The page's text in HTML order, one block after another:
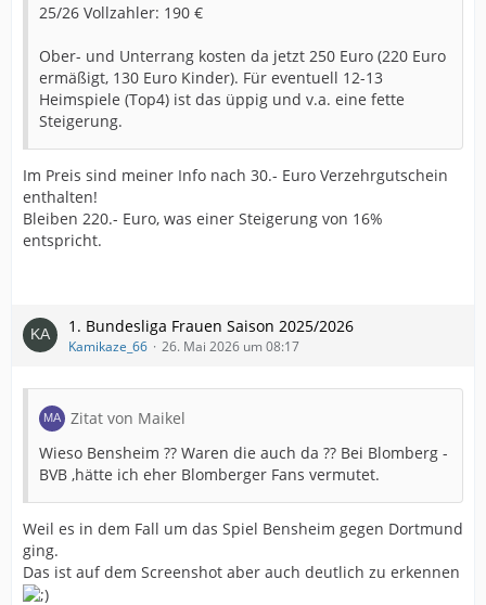
25/26 Vollzahler: 190 €
Ober- und Unterrang kosten da jetzt 250 Euro (220 Euro
ermäßigt, 130 Euro Kinder). Für eventuell 12-13
Heimspiele (Top4) ist das üppig und v.a. eine fette
Steigerung.
Im Preis sind meiner Info nach 30.- Euro Verzehrgutschein
enthalten!
Bleiben 220.- Euro, was einer Steigerung von 16%
entspricht.
1. Bundesliga Frauen Saison 2025/2026
Kamikaze_66 26. Mai 2026 um 08:17
Zitat von Maikel
Wieso Bensheim ?? Waren die auch da ?? Bei Blomberg -
BVB ,hätte ich eher Blomberger Fans vermutet.
Weil es in dem Fall um das Spiel Bensheim gegen Dortmund
ging.
Das ist auf dem Screenshot aber auch deutlich zu erkennen